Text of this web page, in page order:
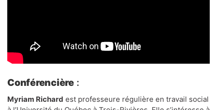
Conférencière:
Myriam Richard est professeure régulière en travail social